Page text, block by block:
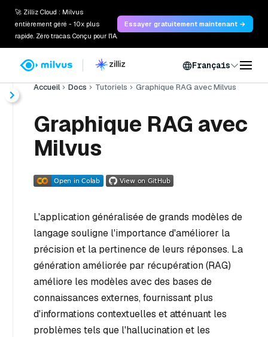
🚀 Zilliz Cloud : Milvus
entièrement géré - 10x plus
rapide. Zéro tracas. Conçu pour l'IA.
Essayer gratuitement maintenant →
Français
Accueil Docs Tutoriels Graphique RAG avec Milvus
Graphique RAG avec
Milvus
L'application généralisée de grands modèles de
langage souligne l'importance d'améliorer la
précision et la pertinence de leurs réponses. La
génération améliorée par récupération (RAG)
améliore les modèles avec des bases de
connaissances externes, fournissant plus
d'informations contextuelles et atténuant les
problèmes tels que l'hallucination et les